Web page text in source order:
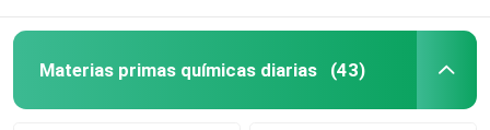
Aditivos alimentarios químicos
Materias primas químicas diarias (43)